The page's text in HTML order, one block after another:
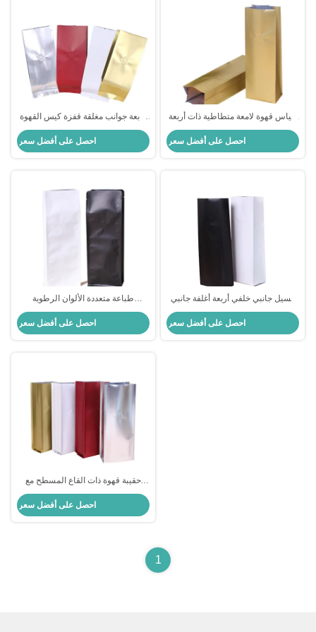
أربعة جوانب مغلقة قفزة كيس القهوة
مع صمام 1 باوند 2 باوند الحاجز
الأكسجين مقاومة للرطوبة
احصل على أفضل سعر
أكياس قهوة لامعة متطاطية ذات أربعة
جوانب مغلقة 150 ميكرون مع صمام
وربطة عمودية
احصل على أفضل سعر
طباعة متعددة الألوان الرطوبة
والأكسجين الحاجز مربع أسفل أكياس
القهوة مع ربطة عنق القصدير
احصل على أفضل سعر
غسيل جانبي خلفي أربعة أغلفة جانبي
غسيل ورقية مطوية أسفل أكياس
القهوة 0.5lb 1lb 2lb أبيض أسود مع
صمام إزالة الغازات
احصل على أفضل سعر
حقيبة قهوة ذات القاع المسطح مع
إغلاق رابطة القماش
احصل على أفضل سعر
1